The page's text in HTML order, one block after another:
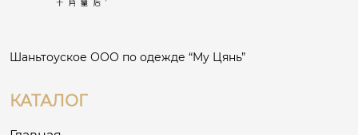
Шаньтоуское ООО по одежде “Му Цянь”
КАТАЛОГ